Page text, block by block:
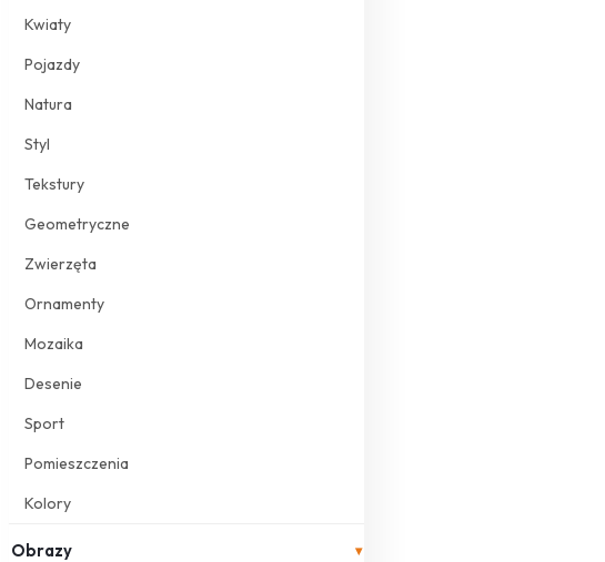
Kwiaty
Pojazdy
Natura
Styl
Tekstury
Geometryczne
Zwierzęta
Ornamenty
Mozaika
Desenie
Sport
Pomieszczenia
Kolory
Obrazy ▾